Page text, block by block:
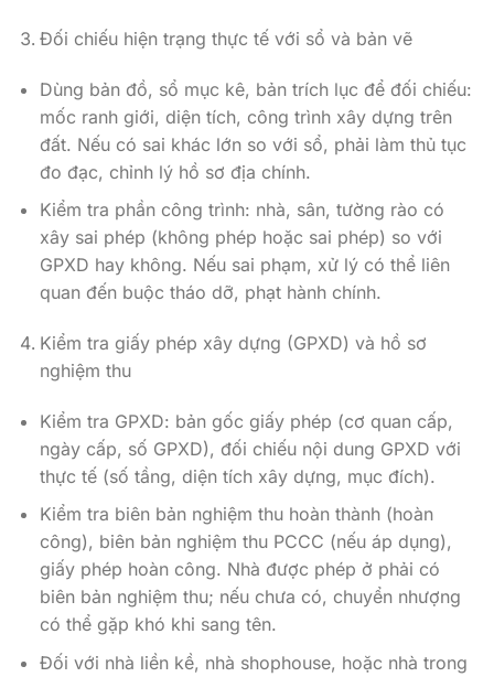
Đối chiếu hiện trạng thực tế với sổ và bản vẽ
Dùng bản đồ, sổ mục kê, bản trích lục để đối chiếu:
mốc ranh giới, diện tích, công trình xây dựng trên
đất. Nếu có sai khác lớn so với sổ, phải làm thủ tục
đo đạc, chỉnh lý hồ sơ địa chính.
Kiểm tra phần công trình: nhà, sân, tường rào có
xây sai phép (không phép hoặc sai phép) so với
GPXD hay không. Nếu sai phạm, xử lý có thể liên
quan đến buộc tháo dỡ, phạt hành chính.
Kiểm tra giấy phép xây dựng (GPXD) và hồ sơ
nghiệm thu
Kiểm tra GPXD: bản gốc giấy phép (cơ quan cấp,
ngày cấp, số GPXD), đối chiếu nội dung GPXD với
thực tế (số tầng, diện tích xây dựng, mục đích).
Kiểm tra biên bản nghiệm thu hoàn thành (hoàn
công), biên bản nghiệm thu PCCC (nếu áp dụng),
giấy phép hoàn công. Nhà được phép ở phải có
biên bản nghiệm thu; nếu chưa có, chuyển nhượng
có thể gặp khó khi sang tên.
Đối với nhà liền kề, nhà shophouse, hoặc nhà trong